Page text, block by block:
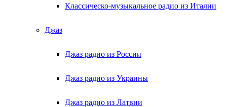
Классическо-музыкальное радио из Италии
Джаз
Джаз радио из России
Джаз радио из Украины
Джаз радио из Латвии